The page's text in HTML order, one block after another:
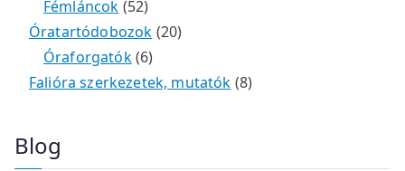
é
k
r
m
é
k
r
é
é
e
m
4
9
t
e
Fémláncok 525
2
t
e
Óratartódobozok 202
t
Óraforgatók 66
t
Falióra szerkezetek, mutatók 88
Blog